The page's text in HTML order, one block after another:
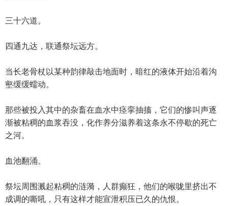
三十六道。
四通九达，联通祭坛远方。
当长老骨杖以某种韵律敲击地面时，暗红的液体开始沿着沟
壑缓缓蠕动。
那些被投入其中的杂畜在血水中痉挛抽搐，它们的惨叫声逐
渐被粘稠的血浆吞没，化作养分滋养着这条永不停歇的死亡
之河。
血池翻涌。
祭坛周围溅起粘稠的涟漪，人群癫狂，他们的喉咙里挤出不
成调的嘶吼，只有这样才能宣泄积压已久的仇恨。